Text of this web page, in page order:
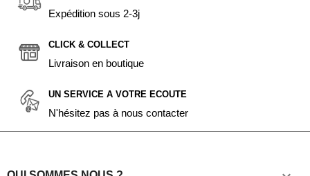
Expédition sous 2-3j
CLICK & COLLECT
Livraison en boutique
UN SERVICE A VOTRE ECOUTE
N'hésitez pas à nous contacter